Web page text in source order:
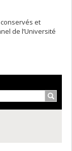
et
de l’Université